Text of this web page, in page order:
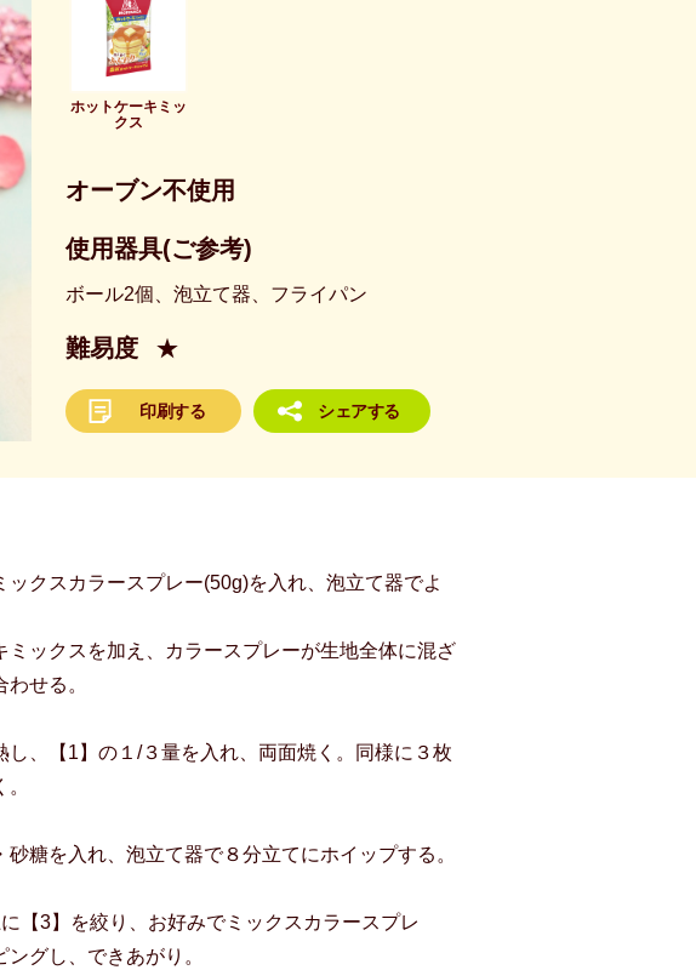
ホットケーキミッ
クス
オーブン不使用
使用器具(ご参考)
ボール2個、泡立て器、フライパン
難易度 ★
印刷する シェアする
ックスカラースプレー(50g)を入れ、泡立て器でよ
ミックスを加え、カラースプレーが生地全体に混ざ
せる。
し、【1】の１/３量を入れ、両面焼く。同様に３枚
糖を入れ、泡立て器で８分立てにホイップする。
【3】を絞り、お好みでミックスカラースプレ
グし、できあがり。